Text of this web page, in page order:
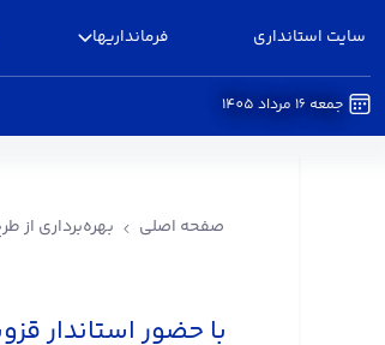
سایت استانداری فرمانداریها
جمعه 16 مرداد 1405
صفحه اصلی بهره‌برداری از
با حضور استاندار